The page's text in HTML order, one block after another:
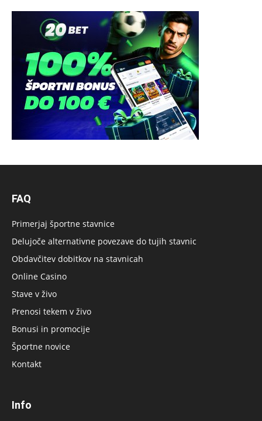
FAQ
Primerjaj športne stavnice
Delujoče alternativne povezave do tujih stavnic
Obdavčitev dobitkov na stavnicah
Online Casino
Stave v živo
Prenosi tekem v živo
Bonusi in promocije
Športne novice
Kontakt
Info